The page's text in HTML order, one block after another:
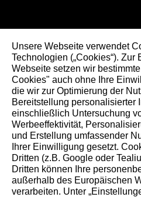
STIHL auf Social Media
In der Natur zu
Seit 1926.
Seit 100 Jahren prägen
unser Handeln – für
Generationen.
Unsere Webseite verwendet
Technologien („Cookies“). Zur
Webseite setzen wir
Cookies" auch ohne Ihre
die wir zur Optimierung der
Bereitstellung personalisierter
einschließlich Untersuchung
Werbeeffektivität,
und Erstellung umfassender
Ihrer Einwilligung gesetzt.
Dritten (z.B. Google oder
Dritten können Ihre
außerhalb des Europäischen
verarbeiten. Unter